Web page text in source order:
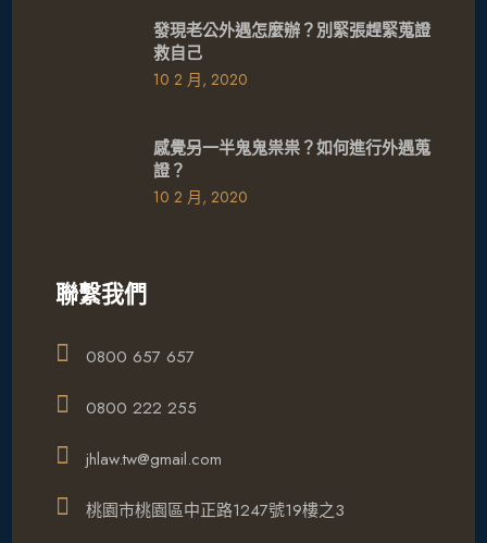
發現老公外遇怎麼辦？別緊張趕緊蒐證
救自己
10 2 月, 2020
感覺另一半鬼鬼祟祟？如何進行外遇蒐
證？
10 2 月, 2020
聯繫我們
0800 657 657
0800 222 255
jhlaw.tw@gmail.com
桃園市桃園區中正路1247號19樓之3